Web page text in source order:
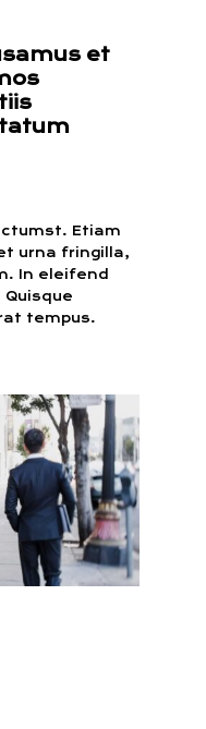
et
Etiam
urna fringilla,
In eleifend
tempus.